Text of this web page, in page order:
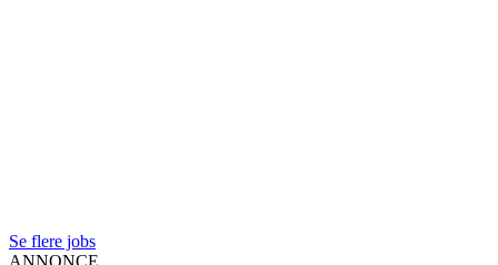
Se flere jobs
ANNONCE